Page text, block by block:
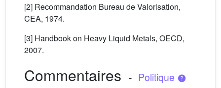
[2] Recommandation Bureau de Valorisation,
CEA, 1974.
[3] Handbook on Heavy Liquid Metals, OECD,
2007.
Commentaires - Politique